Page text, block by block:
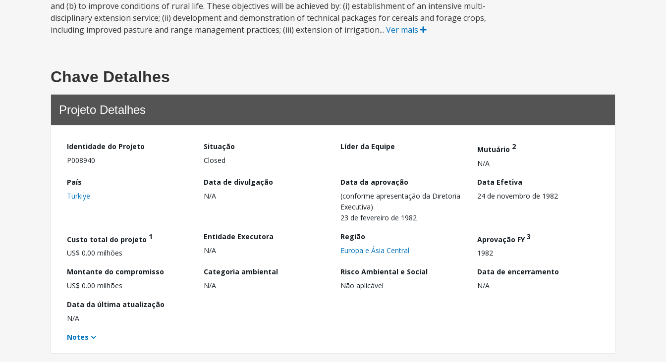
and (b) to improve conditions of rural life. These objectives will be achieved by: (i) establishment of an intensive multi-
disciplinary extension service; (ii) development and demonstration of technical packages for cereals and forage crops,
including improved pasture and range management practices; (iii) extension of irrigation... Ver mais
Chave Detalhes
Projeto Detalhes
Identidade do Projeto
P008940
Situação
Closed
Líder da Equipe Mutuário 2
N/A
País
Turkiye
Data de divulgação
N/A
Data da aprovação
(conforme apresentação da Diretoria
Executiva)
23 de fevereiro de 1982
Data Efetiva
24 de novembro de 1982
Custo total do projeto 1
US$ 0.00 milhões
Entidade Executora
N/A
Região
Europa e Ásia Central
Aprovação FY3
1982
Montante do compromisso
US$ 0.00 milhões
Categoria ambiental
N/A
Risco Ambiental e Social
Não aplicável
Data de encerramento
N/A
Data da última atualização
N/A
Notes